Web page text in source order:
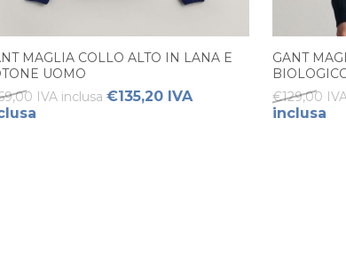
MAGLIA COLLO ALTO IN LANA E
UOMO
IVA inclusa €135,20 IVA
GANT
€129,00
inclusa